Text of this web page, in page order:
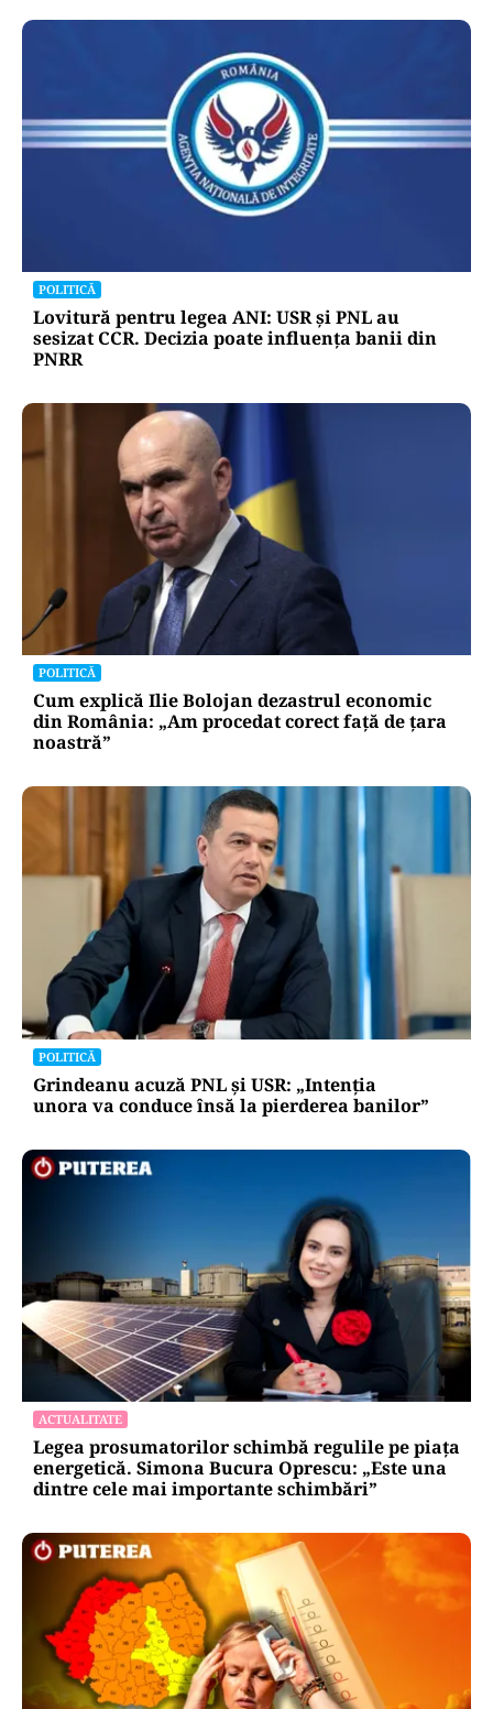
POLITICĂ
Lovitură pentru legea ANI: USR și PNL au
sesizat CCR. Decizia poate influența banii din
PNRR
POLITICĂ
Cum explică Ilie Bolojan dezastrul economic
din România: „Am procedat corect față de țara
noastră”
POLITICĂ
Grindeanu acuză PNL și USR: „Intenția
unora va conduce însă la pierderea banilor”
ACTUALITATE
Legea prosumatorilor schimbă regulile pe piața
energetică. Simona Bucura Oprescu: „Este una
dintre cele mai importante schimbări”